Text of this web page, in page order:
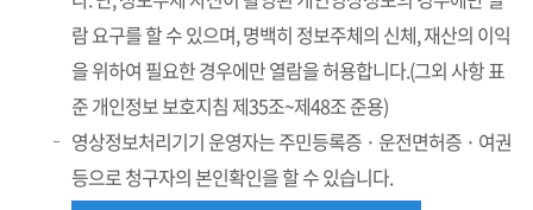
람 요구를 할 수 있으며, 명백히 정보주체의 신체, 재산의 이익
을 위하여 필요한 경우에만 열람을 허용합니다.(그외 사항 표
준 개인정보 보호지침 제35조~제48조 준용)
영상정보처리기기 운영자는 주민등록증 · 운전면허증 · 여권
등으로 청구자의 본인확인을 할 수 있습니다.